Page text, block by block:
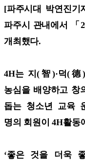
[파주시대 박연진기
파주시 관내에서 「
개최했다.
4H는 지(智)·덕(德
농심을 배양하고 창
돕는 청소년 교육
명의 회원이 4H활동
‘좋은 것을 더욱